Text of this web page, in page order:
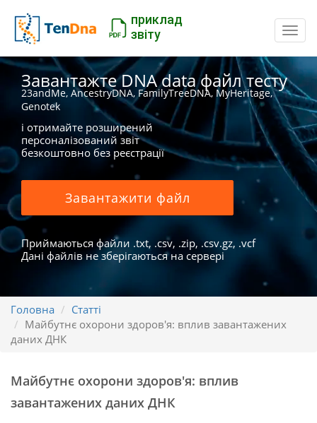
приклад
звіту
Завантажте DNA data файл тесту
23andMe, AncestryDNA, FamilyTreeDNA, MyHeritage,
Genotek
і отримайте розширений
персоналізований звіт
безкоштовно без реєстрації
Завантажити файл
Приймаються файли .txt, .csv, .zip, .csv.gz, .vcf
Дані файлів не зберігаються на сервері
Головна
Статті
Майбутнє охорони здоров'я: вплив завантажених
даних ДНК
Майбутнє охорони здоров'я: вплив
завантажених даних ДНК